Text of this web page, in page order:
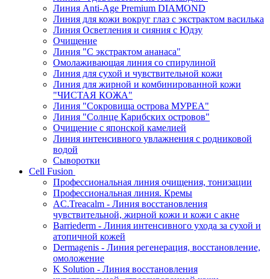
Линия Anti-Age Premium DIAMOND
Линия для кожи вокруг глаз с экстрактом василька
Линия Осветления и сияния с Юдзу
Очищение
Линия "С экстрактом ананаса"
Омолаживающая линия со спирулиной
Линия для сухой и чувствительной кожи
Линия для жирной и комбинированной кожи
"ЧИСТАЯ КОЖА"
Линия "Сокровища острова МУРЕА"
Линия "Солнце Карибских островов"
Очищение с японской камелией
Линия интенсивного увлажнения с родниковой
водой
Сыворотки
Cell Fusion
Профессиональная линия очищения, тонизации
Профессиональная линия. Кремы
AC.Treacalm - Линия восстановления
чувствительной, жирной кожи и кожи с акне
Barriederm - Линия интенсивного ухода за сухой и
атопичной кожей
Dermagenis - Линия регенерация, восстановление,
омоложение
K Solution - Линия восстановления